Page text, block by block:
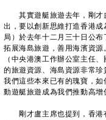
其實遊艇旅遊去年，剛才
出，要以創新思維打造香港
局）於去年十二月三十日公
拓展海島旅遊，善用海濱資
（中央港澳工作辦公室主任
的旅遊資源、海島資源非常珍
我們這些本來已有的瑰寶，
動遊艇旅遊成為我們推動高增
剛才盧主席也提到，香港